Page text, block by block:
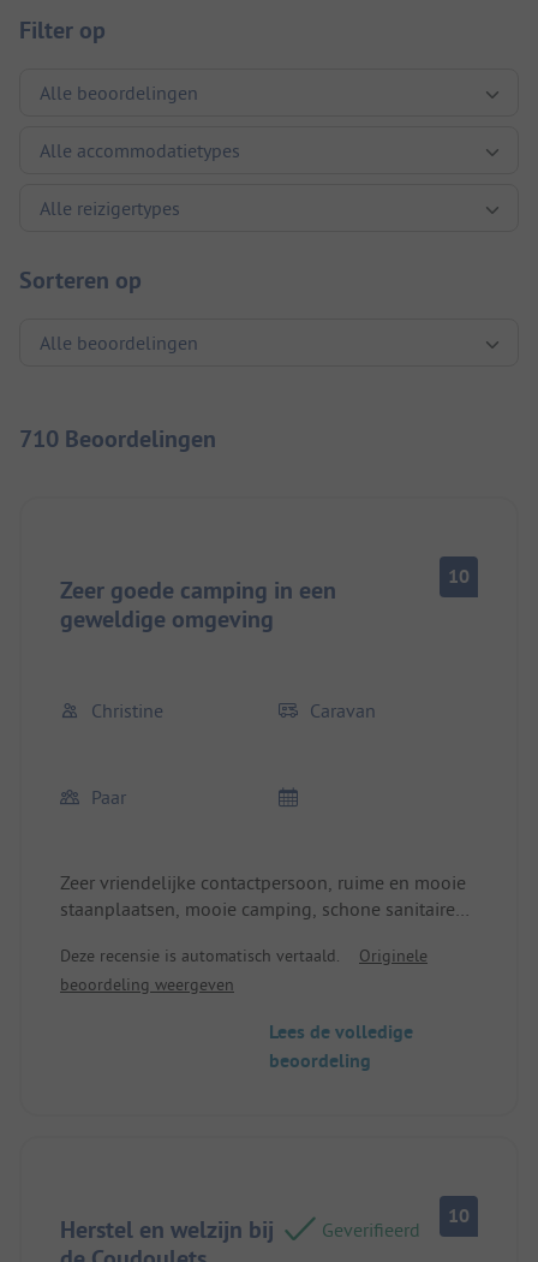
Filter op
Sorteren op
710 Beoordelingen
Zeer goede camping in een
geweldige omgeving
10
Christine Caravan
Paar
Zeer vriendelijke contactpersoon, ruime en mooie
staanplaatsen, mooie camping, schone sanitaire
winkelmogelijkheden in de buurt.
Deze recensie is automatisch vertaald.
Originele
beoordeling weergeven
Lees de volledige
beoordeling
Herstel en welzijn bij
Geverifieerd
10